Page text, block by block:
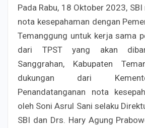
Pada Rabu, 18 Oktober 2023,
nota kesepahaman dengan
Temanggung untuk kerja sama
dari TPST yang akan
Sanggrahan, Kabupaten
dukungan dari
Penandatanganan nota
oleh Soni Asrul Sani selaku
SBI dan Drs. Hary Agung